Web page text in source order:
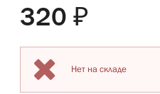
320 ₽
Нет на складе